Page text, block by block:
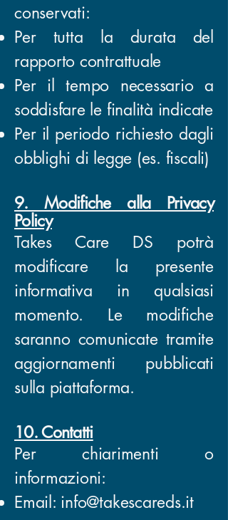
conservati:
Per tutta la durata del
rapporto contrattuale
Per il tempo necessario a
soddisfare le finalità indicate
Per il periodo richiesto dagli
obblighi di legge (es. fiscali)
9. Modifiche alla Privacy
Policy
Takes Care DS potrà
modificare la presente
informativa in qualsiasi
momento. Le modifiche
saranno comunicate tramite
aggiornamenti pubblicati
sulla piattaforma.
10. Contatti
Per chiarimenti o
informazioni:
Email: info@takescareds.it